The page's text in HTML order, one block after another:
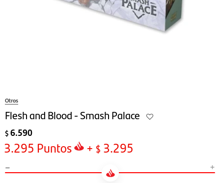
Otros
Flesh and Blood - Smash Palace
$ 6.590
3.295 Puntos + $ 3.295
- +